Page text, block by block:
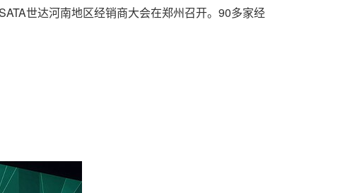
世达河南地区经销商大会在郑州召开。90多家经